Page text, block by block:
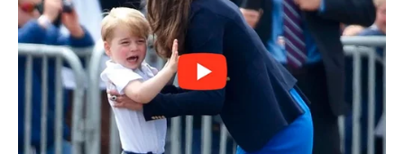
Όλα τα κείμενα και οι εικόνες είναι πνευματική ιδιοκτησία του
ΝΙΚΟΛΑΟΣ ΑΝΑΞΙΜΑΝΔΡΟΣ. Aπαγορεύεται η αναπαραγωγή, η
αναδημοσίευση και η τροποποίησή τους χωρίς προηγούμενη
γραπτή άδεια του δημιουργού τους. Με επιφύλαξη κάθε νόμιμου
δικαιώματος. Διαβάστε την
Πολιτική Απορρήτου
του website πριν